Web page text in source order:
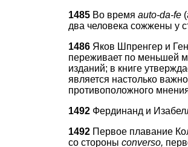
1485 Во время auto-da-fe
два человека сожжены у
1486 Яков Шпренгер и
переживает по меньшей
изданий; в книге
является настолько
противоположного
1492 Фердинанд и
1492 Первое плавание
со стороны converso,